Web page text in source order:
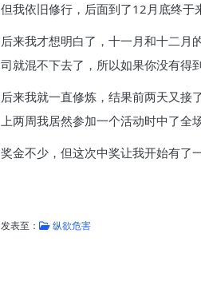
但我依旧修行，后面到了12月底终于
后来我才想明白了，十一月和十二月
司就混不下去了，所以如果你没有得
后来我就一直修炼，结果前两天又接
上两周我居然参加一个活动时中了全
奖金不少，但这次中奖让我开始有
发表至： 纵欲危害